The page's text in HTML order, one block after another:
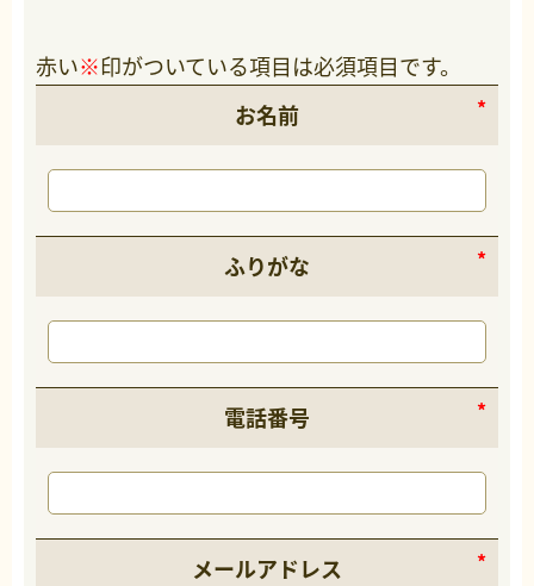
赤い※印がついている項目は必須項目です。
お名前
ふりがな
電話番号
メールアドレス